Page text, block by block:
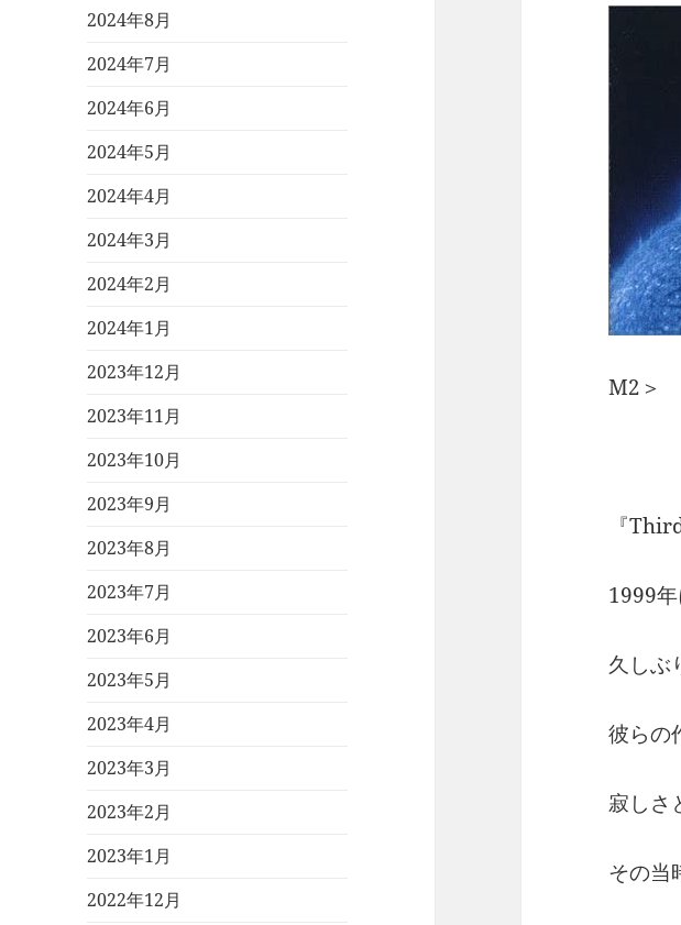
2024年8月
2024年7月
2024年6月
2024年5月
2024年4月
2024年3月
2024年2月
2024年1月
2023年12月
2023年11月
2023年10月
2023年9月
2023年8月
2023年7月
2023年6月
2023年5月
2023年4月
2023年3月
2023年2月
2023年1月
2022年12月
M2＞
『
1999
久しぶ
彼らの
寂しさ
その当